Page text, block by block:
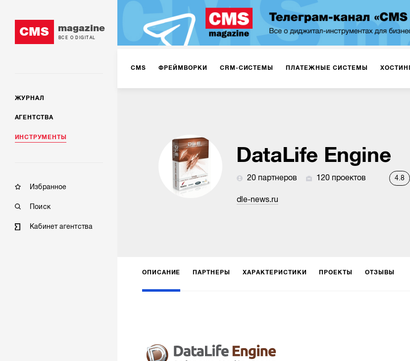
CMS magazine
ВСЕ О DIGITAL
ЖУРНАЛ
АГЕНТСТВА
ИНСТРУМЕНТЫ
Избранное
Поиск
Кабинет агентства
CMS ФРЕЙМВОРКИ CRM-СИСТЕМЫ ПЛАТЕЖНЫЕ СИСТЕМЫ
DataLife Engine
20 партнеров 120 проектов 4.8
dle-news.ru
ОПИСАНИЕ ПАРТНЕРЫ ХАРАКТЕРИСТИКИ ПРОЕКТЫ ОТЗЫВЫ